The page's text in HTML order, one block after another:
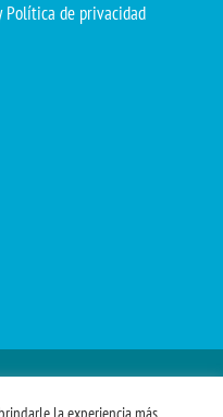
Política de privacidad